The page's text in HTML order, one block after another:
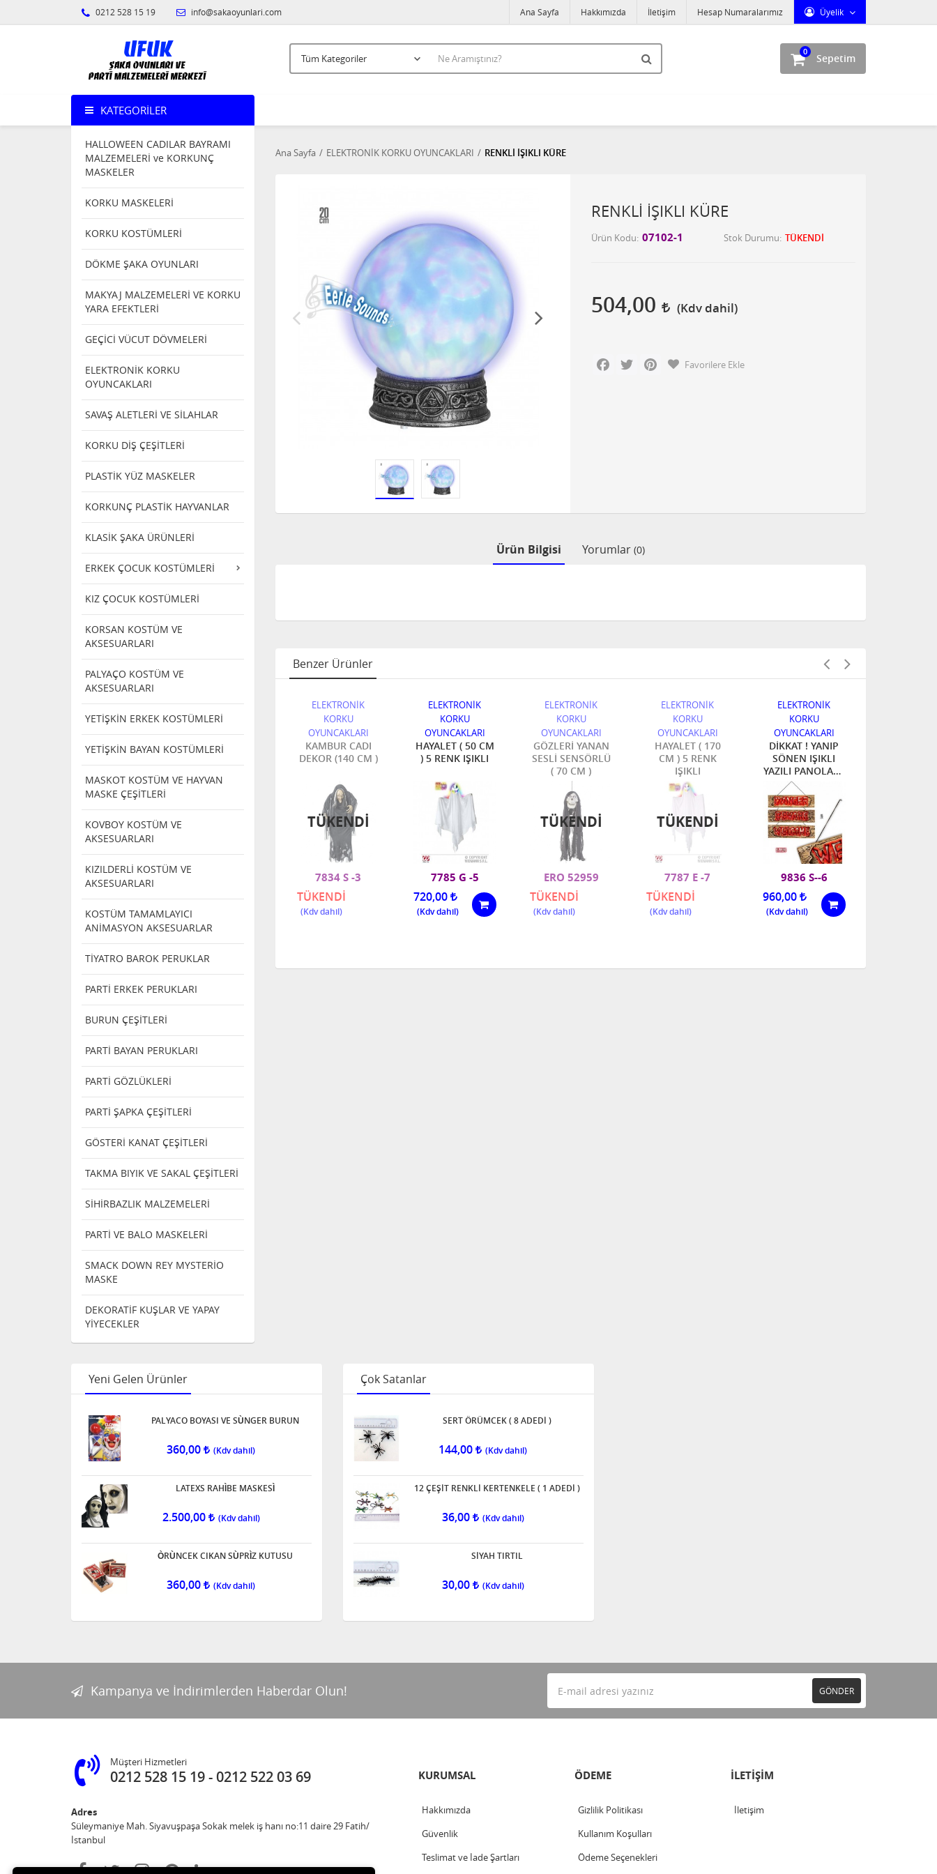
0212 528 15 19 info@sakaoyunlari.com Üyelik
Ana Sayfa Hakkımızda İletişim Hesap Numaralarımız
Sepetim
0
KATEGORILER
HALLOWEEN CADILAR BAYRAMI
MALZEMELERİ ve KORKUNÇ
MASKELER
KORKU MASKELERİ
KORKU KOSTÜMLERİ
DÖKME ŞAKA OYUNLARI
MAKYAJ MALZEMELERİ VE KORKU
YARA EFEKTLERİ
GEÇİCİ VÜCUT DÖVMELERİ
ELEKTRONİK KORKU
OYUNCAKLARI
SAVAŞ ALETLERİ VE SİLAHLAR
KORKU DİŞ ÇEŞİTLERİ
PLASTİK YÜZ MASKELER
KORKUNÇ PLASTİK HAYVANLAR
KLASİK ŞAKA ÜRÜNLERİ
ERKEK ÇOCUK KOSTÜMLERİ
KIZ ÇOCUK KOSTÜMLERİ
KORSAN KOSTÜM VE
AKSESUARLARI
PALYAÇO KOSTÜM VE
AKSESUARLARI
YETİŞKİN ERKEK KOSTÜMLERİ
YETİŞKİN BAYAN KOSTÜMLERİ
MASKOT KOSTÜM VE HAYVAN
MASKE ÇEŞİTLERİ
KOVBOY KOSTÜM VE
AKSESUARLARI
KIZILDERLİ KOSTÜM VE
AKSESUARLARI
KOSTÜM TAMAMLAYICI
ANİMASYON AKSESUARLAR
TİYATRO BAROK PERUKLAR
PARTİ ERKEK PERUKLARI
BURUN ÇEŞİTLERİ
PARTİ BAYAN PERUKLARI
PARTİ GÖZLÜKLERİ
PARTİ ŞAPKA ÇEŞİTLERİ
GÖSTERİ KANAT ÇEŞİTLERİ
TAKMA BIYIK VE SAKAL ÇEŞİTLERİ
SİHİRBAZLIK MALZEMELERİ
PARTİ VE BALO MASKELERİ
SMACK DOWN REY MYSTERİO
MASKE
DEKORATİF KUŞLAR VE YAPAY
YİYECEKLER
Ana Sayfa ELEKTRONİK KORKU OYUNCAKLARI RENKLİ İŞIKLI KÜRE
RENKLİ İŞIKLI KÜRE
Ürün Kodu 07102-1 Stok Durumu TÜKENDİ
504,00
Facebook
Twitter PinterestFavorilere Ekle
Ürün Bilgisi Yorumlar (0)
Benzer Ürünler
ELEKTRONİK
KORKU
OYUNCAKLARI
ASMALI İSKELET
SESLİ BAŞI
YANAR
04888 -9
TÜKENDİ
TÜKENDI
ELEKTRONİK
KORKU
OYUNCAKLARI
IŞIKLI MEZAR
TÜKENDİ
ELEKTRONİK
KORKU
OYUNCAKLARI
KAMBUR CADI
DEKOR (140 CM )
7834 S -3
TÜKENDİ
TÜKENDI
ELEKTRONİK
KORKU
OYUNCAKLARI
HAYALET ( 50 CM
) 5 RENK IŞIKLI
7785 G -5
720,00
ELEKTRONİK
KORKU
OYUNCAKLARI
GÖZLERİ YANAN
SESLİ SENSÖRLÜ
( 70 CM )
ERO 52959
TÜKENDİ
TÜKENDI
ELEKTRONİK
KORKU
OYUNCAKLARI
HAYALET ( 170
CM ) 5 RENK
IŞIKLI
7787 E -7
TÜKENDİ
TÜKENDI
ELEKTRONİK
KORKU
OYUNCAKLARI
DİKKAT ! YANIP
SÖNEN IŞIKLI
YAZILI PANOLAR (
1 ADEDİ ) ( 12 x
45 cm )
9836 S--6
960,00
Yeni Gelen Ürünler
PALYACO BOYASI VE SÙNGER BURUN
360,00
LATEXS RAHÌBE MASKESÌ
2.500,00
ÒRÙNCEK CIKAN SÙPRÌZ KUTUSU
360,00
Çok Satanlar
SERT ÖRÜMCEK ( 8 ADEDİ )
144,00
12 ÇEŞİT RENKLİ KERTENKELE ( 1 ADEDİ )
36,00
SİYAH TIRTIL
30,00
Kampanya ve İndirimlerden Haberdar Olun! GÖNDER
Müşteri Hizmetleri
0212 528 15 19 0212 522 03 69
Adres
Süleymaniye Mah. Siyavuşpaşa Sokak melek iş hanı no:11 daire 29 Fatih/
İstanbul
KURUMSAL
Hakkımızda
Güvenlik
Teslimat ve İade Şartları
ÖDEME
Gizlilik Politikası
Kullanım Koşulları
Ödeme Seçenekleri
İLETİŞİM
İletişim